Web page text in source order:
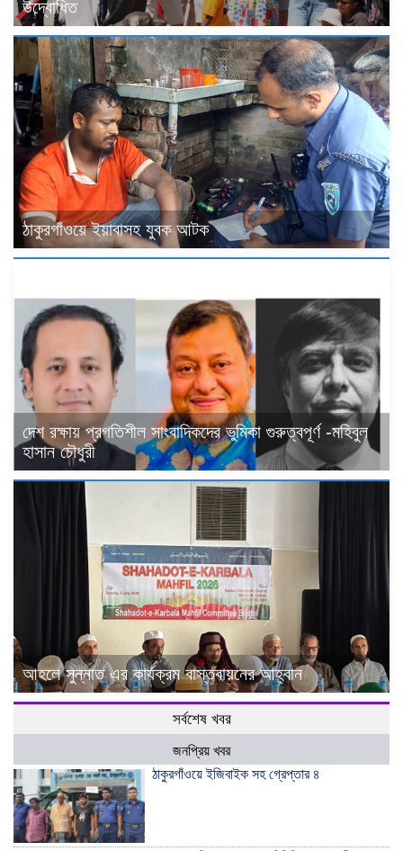
উদ্বোধিত
ঠাকুরগাঁওয়ে ইয়াবাসহ যুবক আটক
দেশ রক্ষায় প্রগতিশীল সাংবাদিকদের ভুমিকা গুরুত্বপূর্ণ -মহিবুল
হাসান চৌধুরী
আহলে সুন্নাত এর কার্যক্রম বাস্তবায়নের আহ্বান
সর্বশেষ খবর
জনপ্রিয় খবর
ঠাকুরগাঁওয়ে ইজিবাইক সহ গ্রেপ্তার ৪